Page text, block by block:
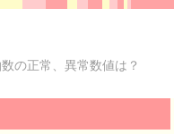
の正常、異常数値は？